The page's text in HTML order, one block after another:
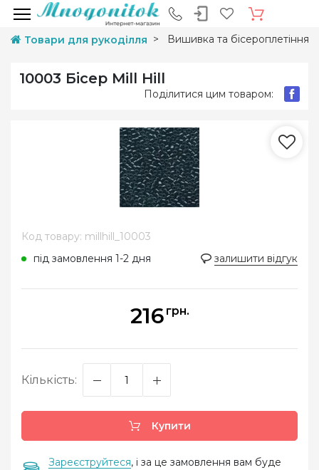
Товари для рукоділля Вишивка та бісероплетіння
10003 Бісер Mill Hill
Поділитися цим товаром:
Код товару: millhill_10003
під замовлення 1-2 дня
залишити відгук
216 грн.
Кількість:
Купити
Зареєструйтеся, і за це замовлення вам буде